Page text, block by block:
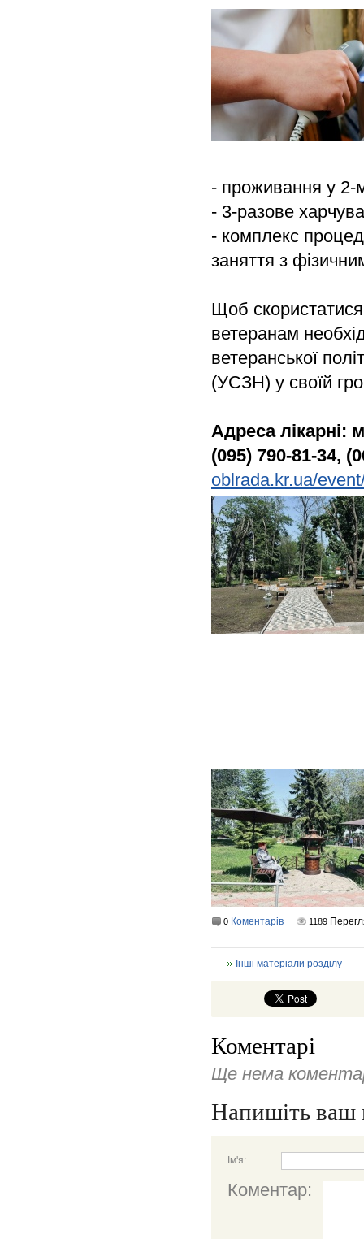
- проживання у 2-
- 3-разове
- комплекс
заняття з
Щоб
ветеранам
ветеранської
(УСЗН) у своїй
Адреса лікарні:
(095) 790-81-34,
oblrada.kr.ua/
0 Коментарів 1189
Інші матеріали розділу
Коментарі
Ще нема
Напишіть ваш
Ім'я:
Коментар: